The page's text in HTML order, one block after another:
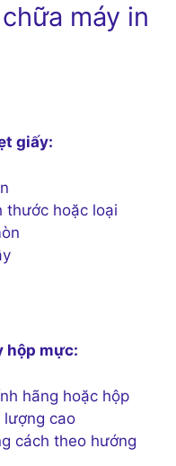
máy in
giấy:
thước hoặc loại
hộp mực:
hãng hoặc hộp
cao
cách theo hướng